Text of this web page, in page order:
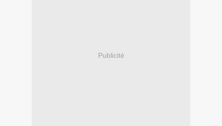
Publicité